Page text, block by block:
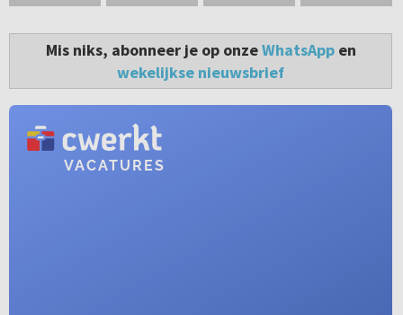
Mis niks, abonneer je op onzeWhatsAppen
wekelijkse nieuwsbrief